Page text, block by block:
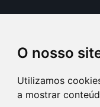
O nosso
Utilizamos
a mostrar